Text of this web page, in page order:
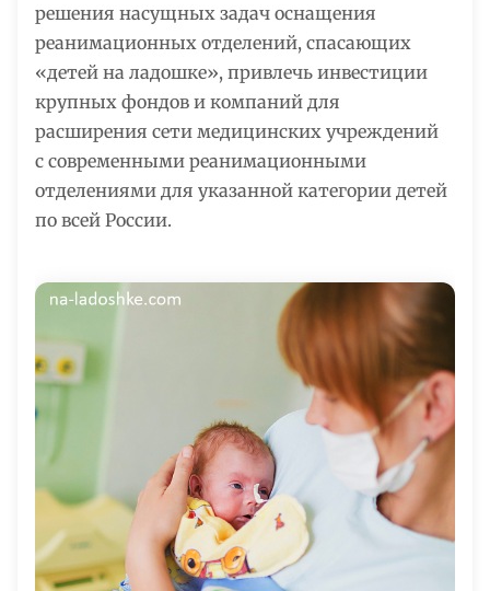
решения насущных задач оснащения
реанимационных отделений, спасающих
«детей на ладошке», привлечь инвестиции
крупных фондов и компаний для
расширения сети медицинских учреждений
с современными реанимационными
отделениями для указанной категории детей
по всей России.